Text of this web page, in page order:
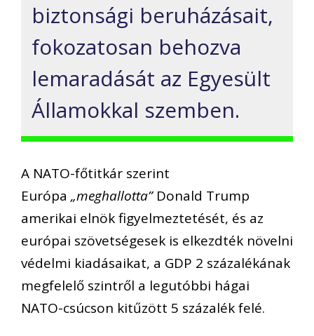
biztonsági beruházásait,
fokozatosan behozva
lemaradását az Egyesült
Államokkal szemben.
A NATO-főtitkár szerint
Európa „meghallotta” Donald Trump
amerikai elnök figyelmeztetését, és az
európai szövetségesek is elkezdték növelni
védelmi kiadásaikat, a GDP 2 százalékának
megfelelő szintről a legutóbbi hágai
NATO-csúcson kitűzött 5 százalék felé.